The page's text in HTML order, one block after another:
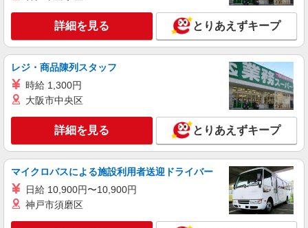
月給200,000〜350,000円 ※経験・能力に応じ
て優遇します ＜各種手当＞ ・残業手当
群馬県高崎市吉井町池1479-24
キープ 詳細を見る
詳細を見る とりあえずキープ
レジ・商品陳列スタッフ
時給 1,300円
大阪市中央区
詳細を見る とりあえずキープ
マイクロバスによる施設利用者送迎ドライバー
日給 10,900円〜10,900円
神戸市須磨区